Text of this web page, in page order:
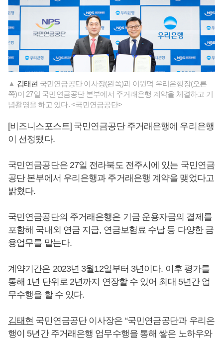
▲ 김태현 국민연금공단 이사장(왼쪽)과 이원덕 우리은행장(오른
쪽)이 27일 국민연금공단 본부에서 주거래은행 계약을 체결하고 기
념촬영을 하고 있다. <국민연금공단>
[비즈니스포스트] 국민연금공단 주거래은행에 우리은행
이 선정됐다.
국민연금공단은 27일 전라북도 전주시에 있는 국민연금
공단 본부에서 우리은행과 주거래은행 계약을 맺었다고
밝혔다.
국민연금공단의 주거래은행은 기금 운용자금의 결제를
포함해 국내외 연금 지급, 연금보험료 수납 등 다양한 금
융업무를 맡는다.
계약기간은 2023년 3월12일부터 3년이다. 이후 평가를
통해 1년 단위로 2년까지 연장할 수 있어 최대 5년간 업
무수행을 할 수 있다.
김태현 국민연금공단 이사장은 “국민연금공단과 우리은
행이 5년간 주거래은행 업무수행을 통해 쌓은 노하우와